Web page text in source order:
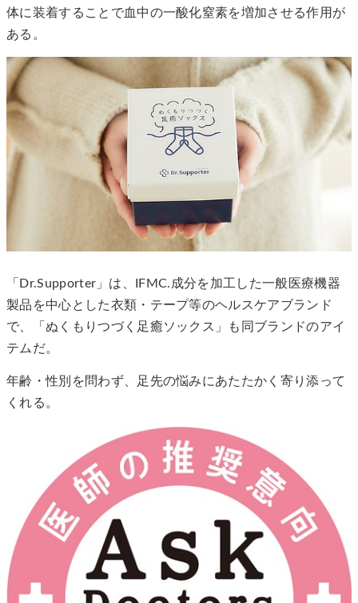
体に装着することで血中の一酸化窒素を増加させる作用が
ある。
「Dr.Supporter」は、IFMC.成分を加工した一般医療機器
製品を中心とした衣類・テープ等のヘルスケアブランド
で、「ぬくもりつづく足癒ソックス」も同ブランドのアイ
テムだ。
年齢・性別を問わず、足先の悩みにあたたかく寄り添って
くれる。